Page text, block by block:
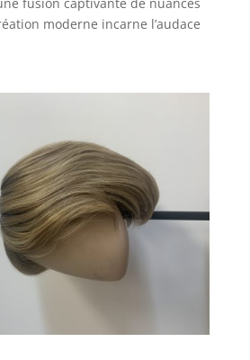
moderne incarne l’audace